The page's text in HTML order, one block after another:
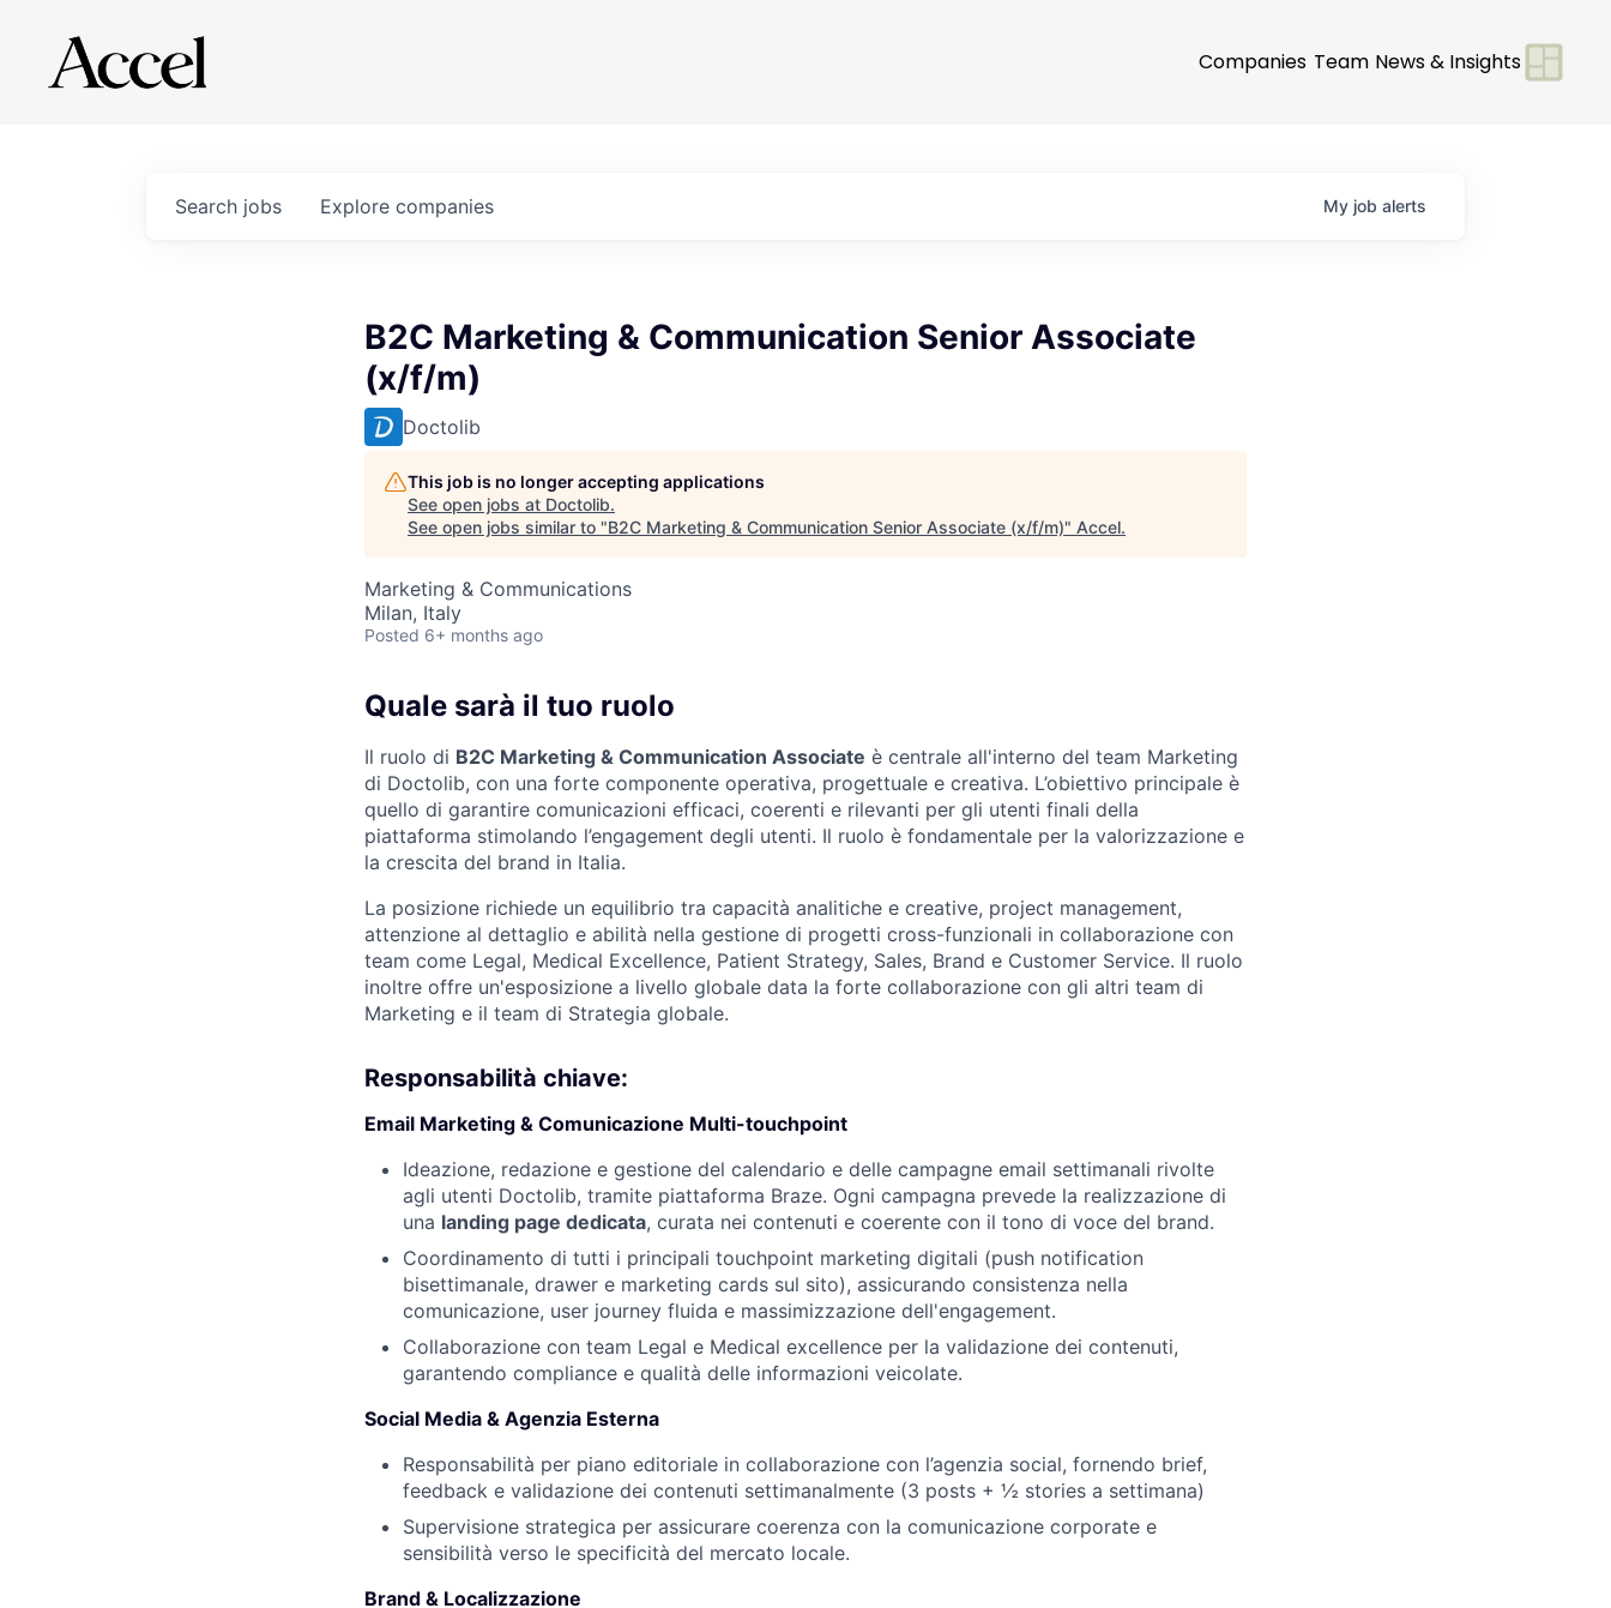
Companies Team News & Insights
Search jobs Explore companies My job alerts
B2C Marketing & Communication Senior Associate
(x/f/m)
Doctolib
This job is no longer accepting applications
See open jobs at Doctolib.
See open jobs similar to "B2C Marketing & Communication Senior Associate (x/f/m)" Accel.
Marketing & Communications
Milan, Italy
Posted 6+ months ago
Quale sarà il tuo ruolo
Il ruolo di B2C Marketing & Communication Associate è centrale all'interno del team Marketing
di Doctolib, con una forte componente operativa, progettuale e creativa. L’obiettivo principale è
quello di garantire comunicazioni efficaci, coerenti e rilevanti per gli utenti finali della
piattaforma stimolando l’engagement degli utenti. Il ruolo è fondamentale per la valorizzazione e
la crescita del brand in Italia.
La posizione richiede un equilibrio tra capacità analitiche e creative, project management,
attenzione al dettaglio e abilità nella gestione di progetti cross-funzionali in collaborazione con
team come Legal, Medical Excellence, Patient Strategy, Sales, Brand e Customer Service. Il ruolo
inoltre offre un'esposizione a livello globale data la forte collaborazione con gli altri team di
Marketing e il team di Strategia globale.
Responsabilità chiave:
Email Marketing & Comunicazione Multi-touchpoint
Ideazione, redazione e gestione del calendario e delle campagne email settimanali rivolte
agli utenti Doctolib, tramite piattaforma Braze. Ogni campagna prevede la realizzazione di
una landing page dedicata, curata nei contenuti e coerente con il tono di voce del brand.
Coordinamento di tutti i principali touchpoint marketing digitali (push notification
bisettimanale, drawer e marketing cards sul sito), assicurando consistenza nella
comunicazione, user journey fluida e massimizzazione dell'engagement.
Collaborazione con team Legal e Medical excellence per la validazione dei contenuti,
garantendo compliance e qualità delle informazioni veicolate.
Social Media & Agenzia Esterna
Responsabilità per piano editoriale in collaborazione con l’agenzia social, fornendo brief,
feedback e validazione dei contenuti settimanalmente (3 posts + ½ stories a settimana)
Supervisione strategica per assicurare coerenza con la comunicazione corporate e
sensibilità verso le specificità del mercato locale.
Brand & Localizzazione